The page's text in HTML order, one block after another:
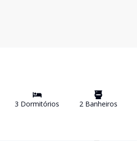
3 Dormitórios 2Banheiros